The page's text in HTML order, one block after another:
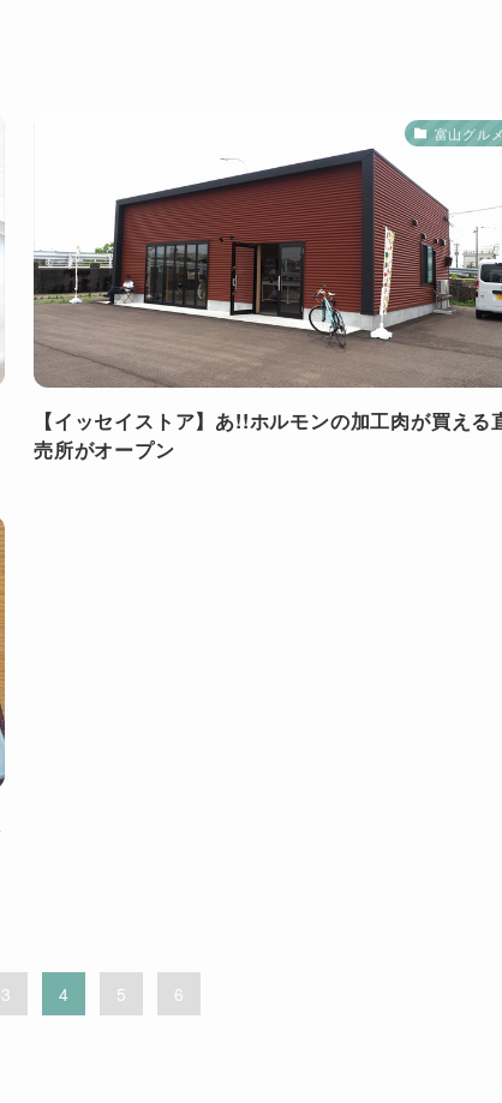
富山グル
【イッセイストア】あ!!ホルモンの加工肉が買える
売所がオープン
3 4 5 6